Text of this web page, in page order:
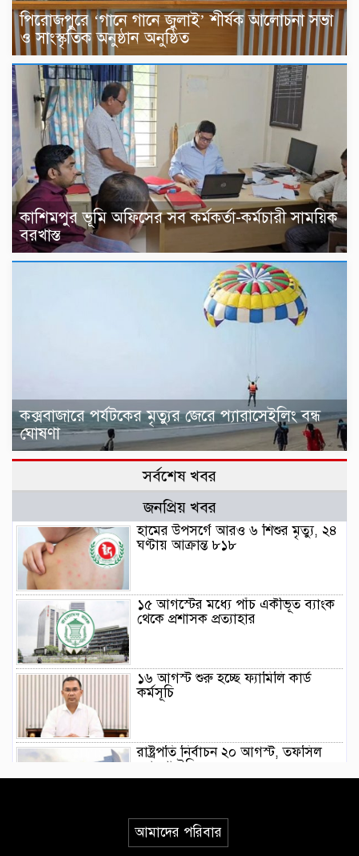
পিরোজপুরে ‘গানে গানে জুলাই’ শীর্ষক আলোচনা সভা
ও সাংস্কৃতিক অনুষ্ঠান অনুষ্ঠিত
কাশিমপুর ভূমি অফিসের সব কর্মকর্তা-কর্মচারী সাময়িক
বরখাস্ত
কক্সবাজারে পর্যটকের মৃত্যুর জেরে প্যারাসেইলিং বন্ধ
ঘোষণা
সর্বশেষ খবর
জনপ্রিয় খবর
হামের উপসর্গে আরও ৬ শিশুর মৃত্যু, ২৪
ঘণ্টায় আক্রান্ত ৮১৮
১৫ আগস্টের মধ্যে পাঁচ একীভূত ব্যাংক
থেকে প্রশাসক প্রত্যাহার
১৬ আগস্ট শুরু হচ্ছে ফ্যামিলি কার্ড
কর্মসূচি
রাষ্ট্রপতি নির্বাচন ২০ আগস্ট, তফসিল
ঘোষণা ইসির
গণভোটের রায় বাস্তবায়নসহ ১১ দফা
দাবিতে লংমার্চের ঘোষণা
আমাদের পরিবার